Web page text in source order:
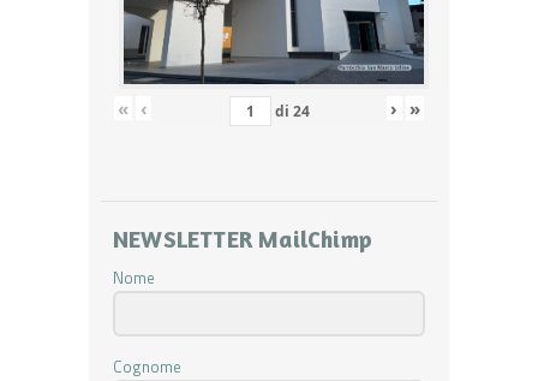
« ‹ di 24 › »
NEWSLETTER MailChimp
Nome
Cognome